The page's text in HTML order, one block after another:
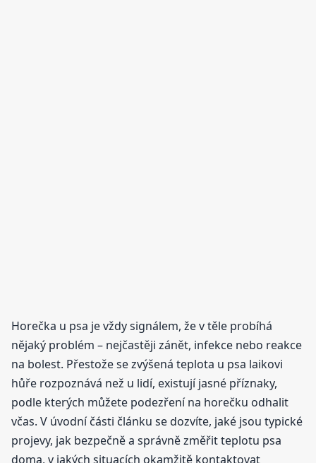
Horečka u psa je vždy signálem, že v těle probíhá
nějaký problém – nejčastěji zánět, infekce nebo reakce
na bolest. Přestože se zvýšená teplota u psa laikovi
hůře rozpoznává než u lidí, existují jasné příznaky,
podle kterých můžete podezření na horečku odhalit
včas. V úvodní části článku se dozvíte, jaké jsou typické
projevy, jak bezpečně a správně změřit teplotu psa
doma, v jakých situacích okamžitě kontaktovat